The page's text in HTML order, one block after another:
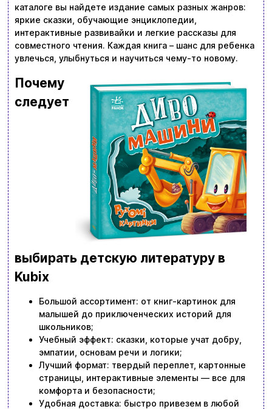
каталоге вы найдете издание самых разных жанров:
яркие сказки, обучающие энциклопедии,
интерактивные развивайки и легкие рассказы для
совместного чтения. Каждая книга – шанс для ребенка
увлечься, улыбнуться и научиться чему-то новому.
Почему
следует
выбирать детскую литературу в
Kubix
Большой ассортимент: от книг-картинок для
малышей до приключенческих историй для
школьников;
Учебный эффект: сказки, которые учат добру,
эмпатии, основам речи и логики;
Лучший формат: твердый переплет, картонные
страницы, интерактивные элементы — все для
комфорта и безопасности;
Удобная доставка: быстро привезем в любой